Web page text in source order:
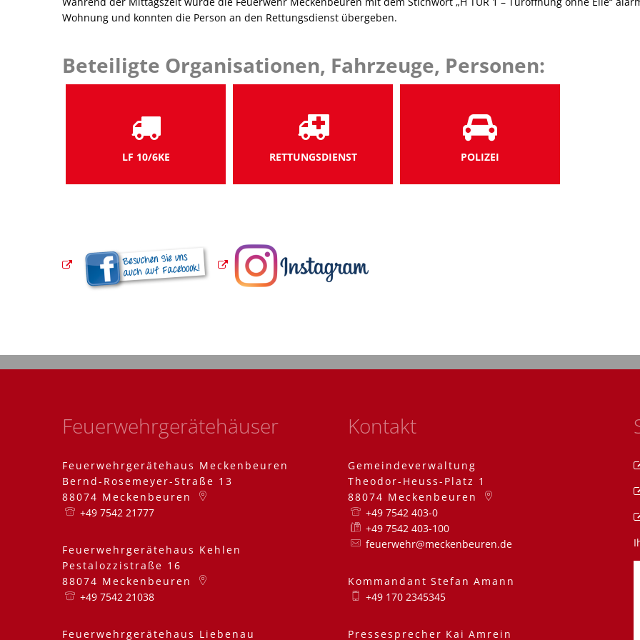
Wohnung und konnten die Person an den Rettungsdienst übergeben.
Beteiligte Organisationen, Fahrzeuge, Personen:
LF 10/6KE RETTUNGSDIENST POLIZEI
Feuerwehrgerätehäuser
Feuerwehrgerätehaus Meckenbeuren
Bernd-Rosemeyer-Straße 13
88074 Meckenbeuren
+49 7542 21777
Feuerwehrgerätehaus Kehlen
Pestalozzistraße 16
88074 Meckenbeuren
+49 7542 21038
Feuerwehrgerätehaus Liebenau
Kontakt
Gemeindeverwaltung
Theodor-Heuss-Platz 1
88074 Meckenbeuren
+49 7542 403-0
+49 7542 403-100
feuerwehr@meckenbeuren.de
Kommandant Stefan Amann
+49 170 2345345
Pressesprecher Kai Amrein